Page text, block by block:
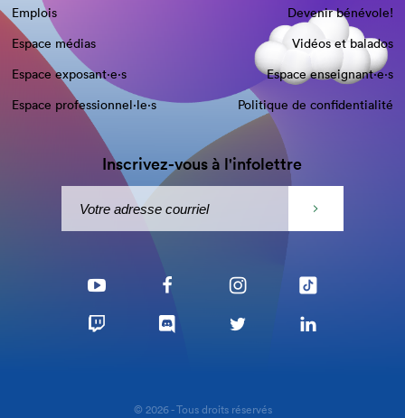
Emplois
Devenir bénévole!
Espace médias
Vidéos et balados
Espace exposant·e⋅s
Espace enseignant·e⋅s
Espace professionnel·le⋅s
Politique de confidentialité
Inscrivez-vous à l'infolettre
© 2026 - Tous droits réservés